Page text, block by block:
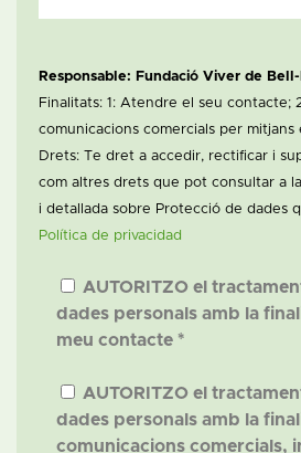
Responsable: Fundació Viver de
Finalitats: 1: Atendre el seu contacte;
comunicacions comercials per mitjans
Drets: Te dret a accedir, rectificar i
com altres drets que pot consultar a
i detallada sobre Protecció de dades
Política de privacidad
AUTORITZO el
dades personals amb la
meu contacte *
AUTORITZO el
dades personals amb la
comunicacions comercials,